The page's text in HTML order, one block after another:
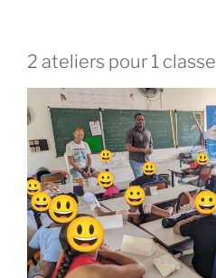
2 ateliers pour 1 classe